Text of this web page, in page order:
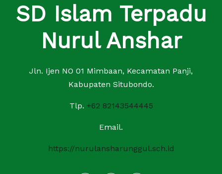
SD Islam Terpadu
Nurul Anshar
Jln. Ijen NO 01 Mimbaan, Kecamatan Panji,
Kabupaten Situbondo.
Tlp. +62 82143544445
Email.
https://nurulansharunggul.sch.id